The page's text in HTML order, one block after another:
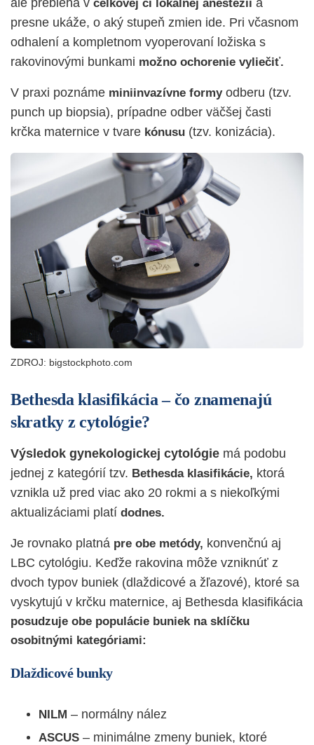
ale prebieha v celkovej či lokálnej anestézii a
presne ukáže, o aký stupeň zmien ide. Pri včasnom
odhalení a kompletnom vyoperovaní ložiska s
rakovinovými bunkami možno ochorenie vyliečiť.
V praxi poznáme miniinvazívne formyodberu (tzv.
punch up biopsia), prípadne odber väčšej časti
krčka maternice v tvare kónusu (tzv. konizácia).
ZDROJ: bigstockphoto.com
Bethesda klasifikácia – čo znamenajú
skratky z cytológie?
Výsledok gynekologickej cytológie má podobu
jednej z kategórií tzv. Bethesda klasifikácie, ktorá
vznikla už pred viac ako 20 rokmi a s niekoľkými
aktualizáciami platí dodnes.
Je rovnako platná pre obe metódy, konvenčnú aj
LBC cytológiu. Keďže rakovina môže vzniknúť z
dvoch typov buniek (dlaždicové a žľazové), ktoré sa
vyskytujú v krčku maternice, aj Bethesda klasifikácia
posudzuje obe populácie buniek na sklíčku
osobitnými kategóriami:
Dlaždicové bunky
NILM – normálny nález
ASCUS – minimálne zmeny buniek, ktoré